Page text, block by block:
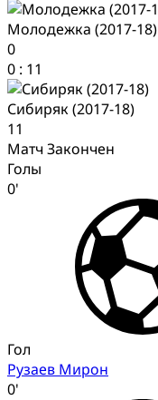
Молодежка (2017-18)
0
0 : 11
Сибиряк (2017-18)
11
Матч Закончен
Голы
0'
Гол
Рузаев Мирон
0'